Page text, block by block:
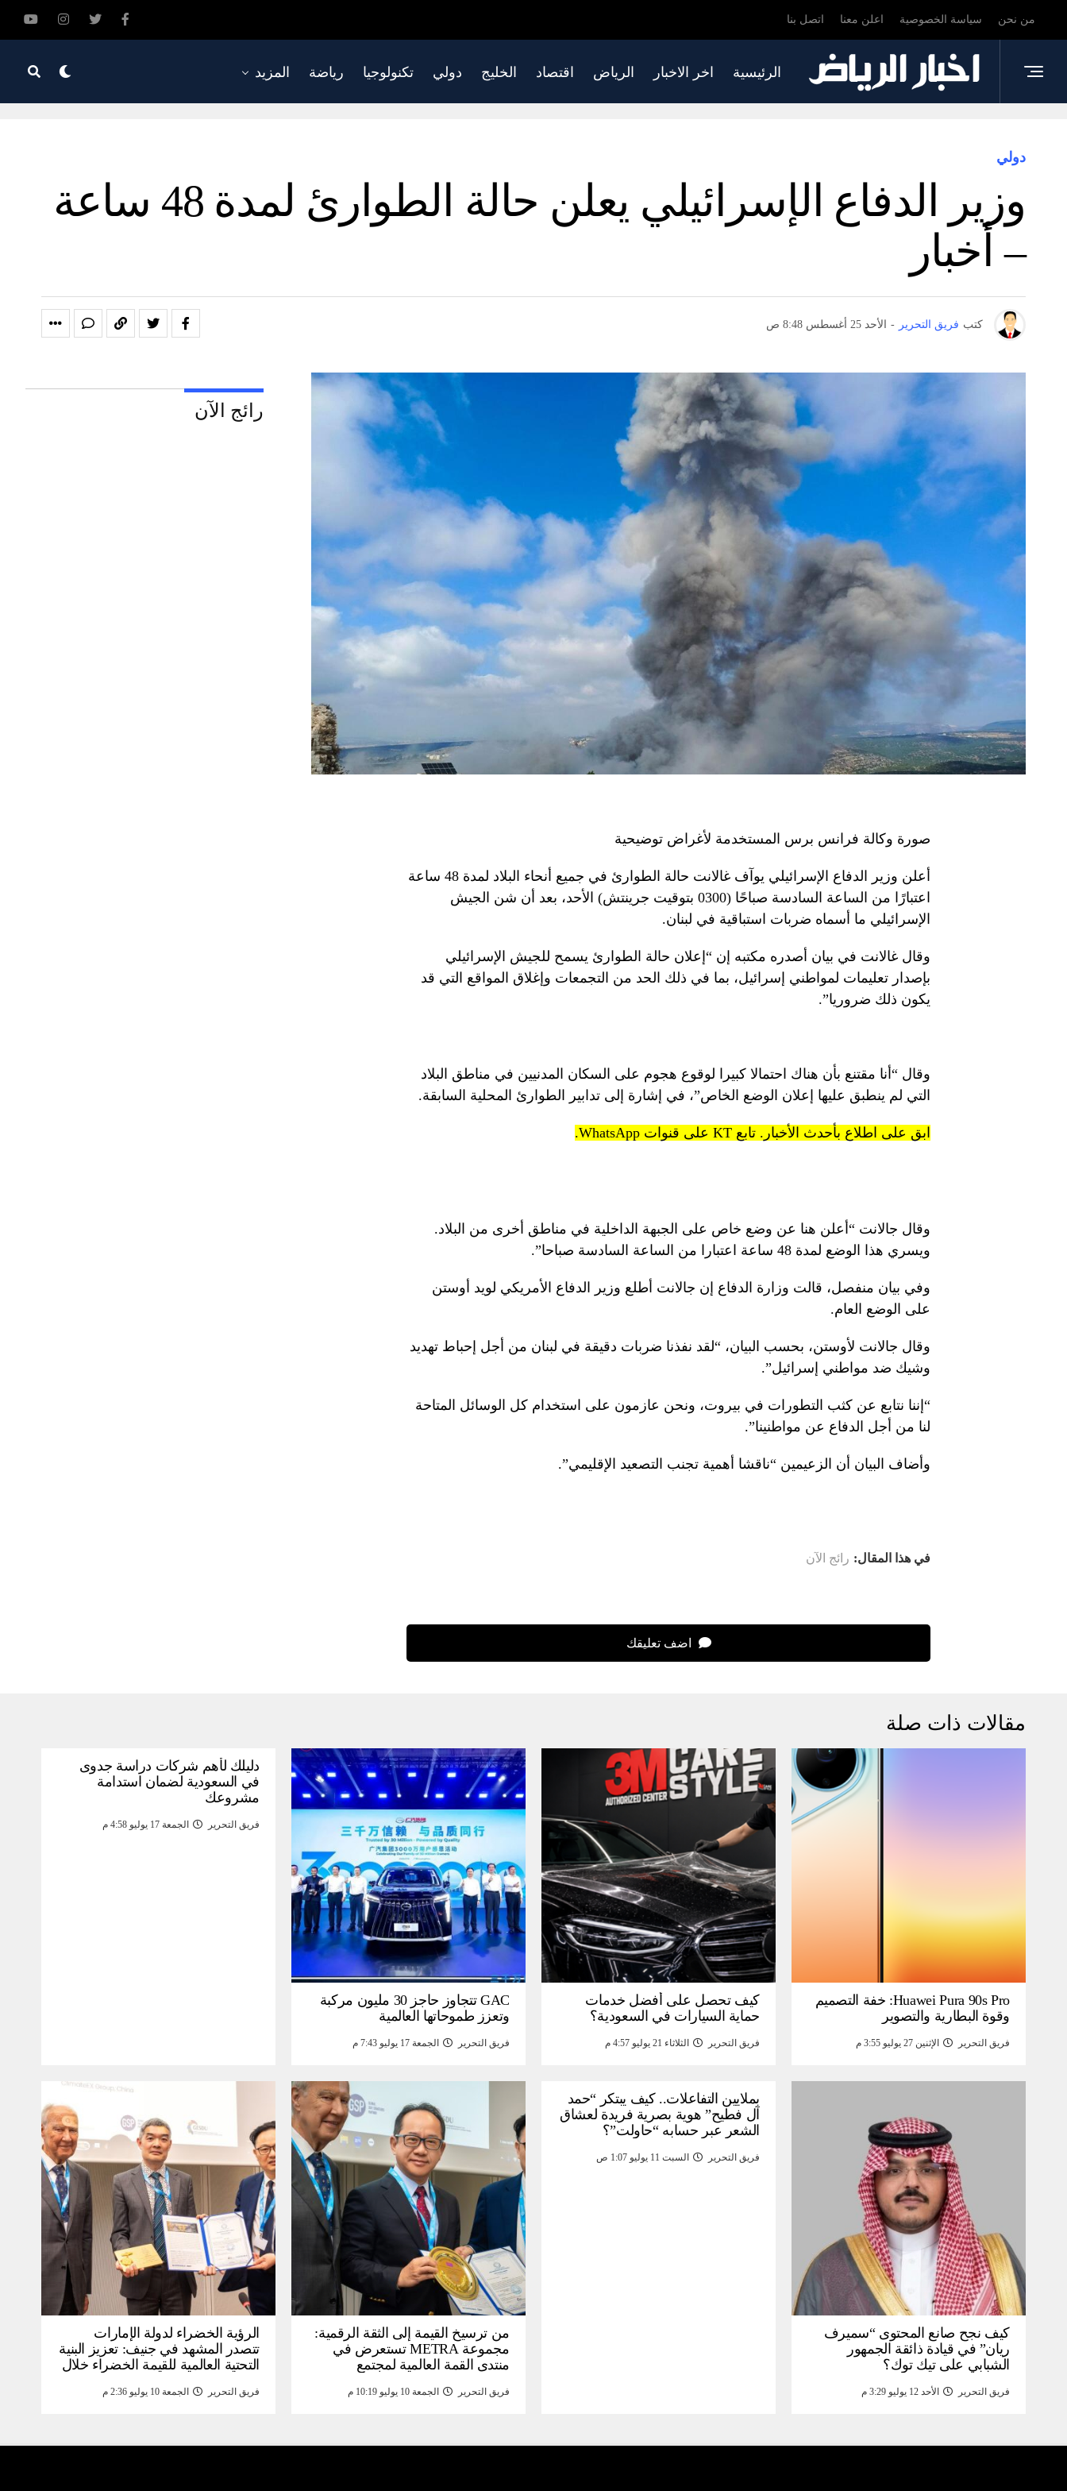
من نحن سياسة الخصوصية اعلن معنا اتصل بنا
الرئيسية اخر الاخبار الرياض اقتصاد الخليج دولي تكنولوجيا رياضة المزيد
دولي
وزير الدفاع الإسرائيلي يعلن حالة الطوارئ لمدة 48 ساعة
– أخبار
كتب فريق التحرير - الأحد 25 أغسطس 8:48 ص
صورة وكالة فرانس برس المستخدمة لأغراض توضيحية
أعلن وزير الدفاع الإسرائيلي يوآف غالانت حالة الطوارئ في جميع أنحاء البلاد لمدة 48 ساعة
اعتبارًا من الساعة السادسة صباحًا (0300 بتوقيت جرينتش) الأحد، بعد أن شن الجيش
الإسرائيلي ما أسماه ضربات استباقية في لبنان.
وقال غالانت في بيان أصدره مكتبه إن “إعلان حالة الطوارئ يسمح للجيش الإسرائيلي
بإصدار تعليمات لمواطني إسرائيل، بما في ذلك الحد من التجمعات وإغلاق المواقع التي قد
يكون ذلك ضروريا”.
وقال “أنا مقتنع بأن هناك احتمالا كبيرا لوقوع هجوم على السكان المدنيين في مناطق البلاد
التي لم ينطبق عليها إعلان الوضع الخاص”، في إشارة إلى تدابير الطوارئ المحلية السابقة.
ابق على اطلاع بأحدث الأخبار. تابع KT على قنوات WhatsApp.
وقال جالانت “أعلن هنا عن وضع خاص على الجبهة الداخلية في مناطق أخرى من البلاد.
ويسري هذا الوضع لمدة 48 ساعة اعتبارا من الساعة السادسة صباحا”.
وفي بيان منفصل، قالت وزارة الدفاع إن جالانت أطلع وزير الدفاع الأمريكي لويد أوستن
على الوضع العام.
وقال جالانت لأوستن، بحسب البيان، “لقد نفذنا ضربات دقيقة في لبنان من أجل إحباط تهديد
وشيك ضد مواطني إسرائيل”.
“إننا نتابع عن كثب التطورات في بيروت، ونحن عازمون على استخدام كل الوسائل المتاحة
لنا من أجل الدفاع عن مواطنينا”.
وأضاف البيان أن الزعيمين “ناقشا أهمية تجنب التصعيد الإقليمي”.
في هذا المقال: رائج الآن
اضف تعليقك
رائج الآن
مقالات ذات صلة
Huawei Pura 90s Pro: خفة التصميم
وقوة البطارية والتصوير
فريق التحرير الإثنين 27 يوليو 3:55 م
كيف تحصل على أفضل خدمات
حماية السيارات في السعودية؟
فريق التحرير الثلاثاء 21 يوليو 4:57 م
GAC تتجاوز حاجز 30 مليون مركبة
وتعزز طموحاتها العالمية
فريق التحرير الجمعة 17 يوليو 7:43 م
دليلك لأهم شركات دراسة جدوى
في السعودية لضمان استدامة
مشروعك
فريق التحرير الجمعة 17 يوليو 4:58 م
كيف نجح صانع المحتوى “سميرف
ريان” في قيادة ذائقة الجمهور
الشبابي على تيك توك؟
فريق التحرير الأحد 12 يوليو 3:29 م
بملايين التفاعلات.. كيف يبتكر “حمد
آل فطيح” هوية بصرية فريدة لعشاق
الشعر عبر حسابه “حاولت”؟
فريق التحرير السبت 11 يوليو 1:07 ص
من ترسيخ القيمة إلى الثقة الرقمية:
مجموعة METRA تستعرض في
منتدى القمة العالمية لمجتمع
تحتية للأصول الرقمية المدعومة
فريق التحرير الجمعة 10 يوليو 10:19 م
الرؤية الخضراء لدولة الإمارات
تتصدر المشهد في جنيف: تعزيز البنية
التحتية العالمية للقيمة الخضراء خلال
المعلومات WSIS 2026 وقمة “الذكاء
فريق التحرير الجمعة 10 يوليو 2:36 م